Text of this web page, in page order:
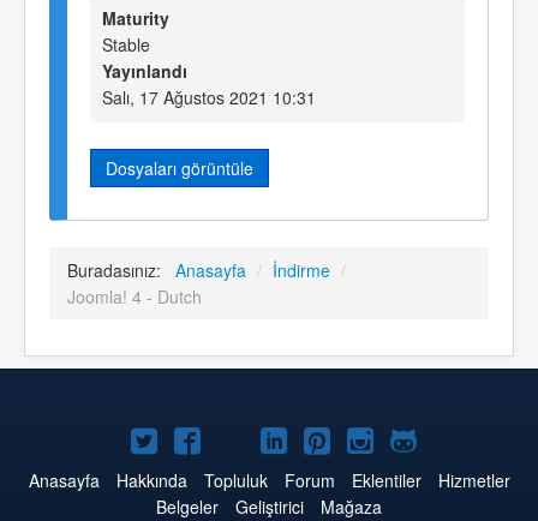
Maturity
Stable
Yayınlandı
Salı, 17 Ağustos 2021 10:31
Dosyaları görüntüle
Buradasınız: Anasayfa / İndirme /
Joomla! 4 - Dutch
Twitter'da
Joomla
Facebook'da
Joomla
YouTube'da
Joomla
LinkedIn'de
Joomla
Pinterest'de
Joomla
Instagram'da
Joomla
GitHub'da
Joomla
Anasayfa Hakkında Topluluk Forum Eklentiler
Hizmetler
Belgeler
Geliştirici Mağaza